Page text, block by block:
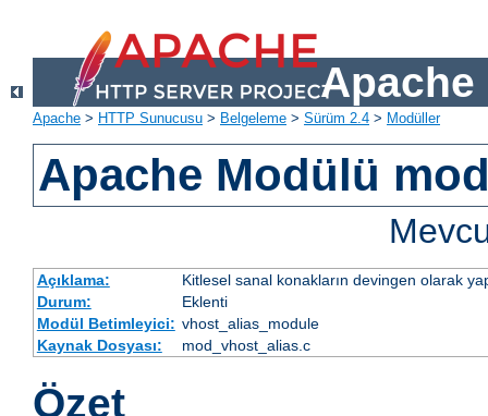
Apache
Apache > HTTP Sunucusu > Belgeleme > Sürüm 2.4 > Modüller
Apache Modülü
Açıklama:
Kitlesel sanal konakların devingen olarak
Durum:
Eklenti
Modül Betimleyici: vhost_alias_module
Kaynak Dosyası:
mod_vhost_alias.c
Özet